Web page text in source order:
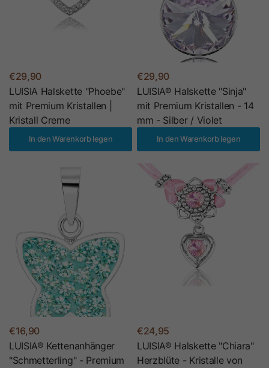
€29,90
LUISIA Halskette "Phoebe"
mit Premium Kristallen |
Kristall Creme
In den Warenkorb legen
€29,90
LUISIA® Halskette "Sinja"
mit Premium Kristallen - 14
mm - Silber / Violet
In den Warenkorb legen
€16,90
LUISIA® Kettenanhänger
"Schmetterling" - Premium
€24,95
LUISIA® Halskette "Chiara"
Herzblüte - Kristalle von